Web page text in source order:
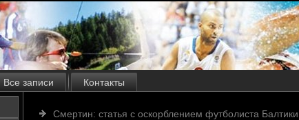
Все записи Контакты
Смертин: статья с оскорблением футболиста